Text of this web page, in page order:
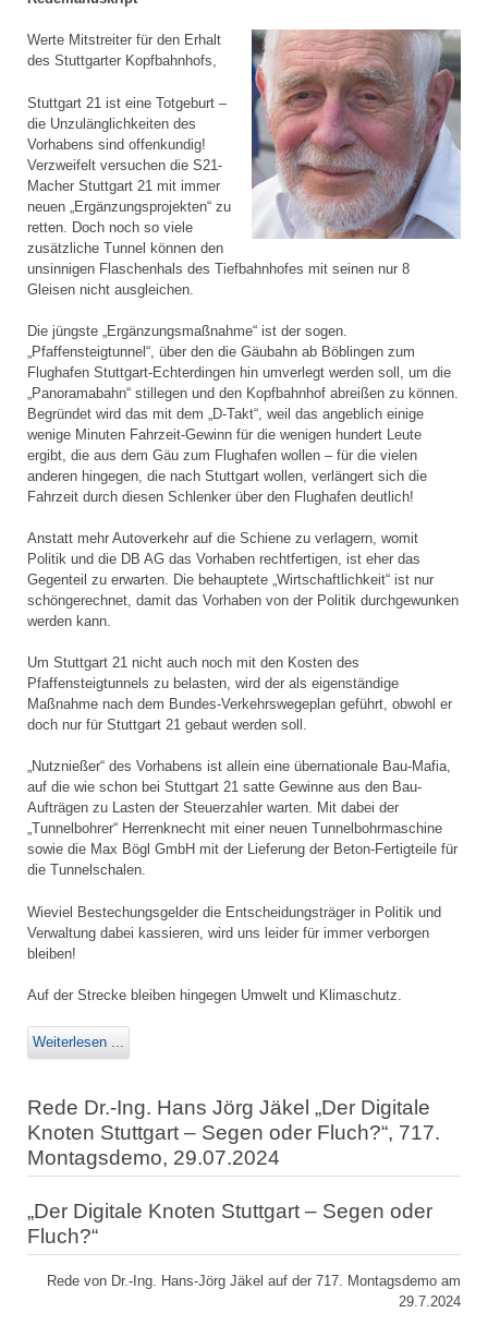
Werte Mitstreiter für den Erhalt
des Stuttgarter Kopfbahnhofs,
Stuttgart 21 ist eine Totgeburt –
die Unzulänglichkeiten des
Vorhabens sind offenkundig!
Verzweifelt versuchen die S21-
Macher Stuttgart 21 mit immer
neuen „Ergänzungsprojekten“ zu
retten. Doch noch so viele
zusätzliche Tunnel können den
unsinnigen Flaschenhals des Tiefbahnhofes mit seinen nur 8
Gleisen nicht ausgleichen.
Die jüngste „Ergänzungsmaßnahme“ ist der sogen.
„Pfaffensteigtunnel“, über den die Gäubahn ab Böblingen zum
Flughafen Stuttgart-Echterdingen hin umverlegt werden soll, um die
„Panoramabahn“ stillegen und den Kopfbahnhof abreißen zu können.
Begründet wird das mit dem „D-Takt“, weil das angeblich einige
wenige Minuten Fahrzeit-Gewinn für die wenigen hundert Leute
ergibt, die aus dem Gäu zum Flughafen wollen – für die vielen
anderen hingegen, die nach Stuttgart wollen, verlängert sich die
Fahrzeit durch diesen Schlenker über den Flughafen deutlich!
Anstatt mehr Autoverkehr auf die Schiene zu verlagern, womit
Politik und die DB AG das Vorhaben rechtfertigen, ist eher das
Gegenteil zu erwarten. Die behauptete „Wirtschaftlichkeit“ ist nur
schöngerechnet, damit das Vorhaben von der Politik durchgewunken
werden kann.
Um Stuttgart 21 nicht auch noch mit den Kosten des
Pfaffensteigtunnels zu belasten, wird der als eigenständige
Maßnahme nach dem Bundes-Verkehrswegeplan geführt, obwohl er
doch nur für Stuttgart 21 gebaut werden soll.
„Nutznießer“ des Vorhabens ist allein eine übernationale Bau-Mafia,
auf die wie schon bei Stuttgart 21 satte Gewinne aus den Bau-
Aufträgen zu Lasten der Steuerzahler warten. Mit dabei der
„Tunnelbohrer“ Herrenknecht mit einer neuen Tunnelbohrmaschine
sowie die Max Bögl GmbH mit der Lieferung der Beton-Fertigteile für
die Tunnelschalen.
Wieviel Bestechungsgelder die Entscheidungsträger in Politik und
Verwaltung dabei kassieren, wird uns leider für immer verborgen
bleiben!
Auf der Strecke bleiben hingegen Umwelt und Klimaschutz.
Weiterlesen ...
Rede Dr.-Ing. Hans Jörg Jäkel „Der Digitale
Knoten Stuttgart – Segen oder Fluch?“, 717.
Montagsdemo, 29.07.2024
„Der Digitale Knoten Stuttgart – Segen oder
Fluch?“
Rede von Dr.-Ing. Hans-Jörg Jäkel auf der 717. Montagsdemo am
29.7.2024